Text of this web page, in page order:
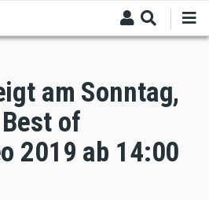
am Sonntag,
of
2019 ab 14:00